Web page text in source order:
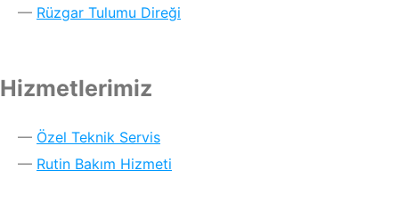
Rüzgar Tulumu Direği
Hizmetlerimiz
Özel Teknik Servis
Rutin Bakım Hizmeti